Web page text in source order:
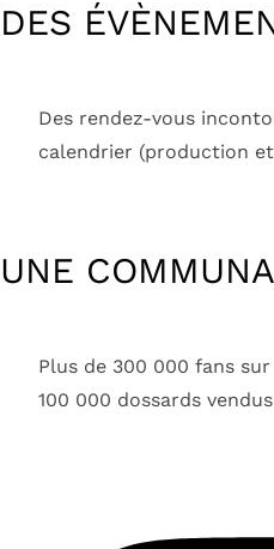
DES
Des rendez-vous
calendrier (production
UNE
Plus de 300 000 fans
100 000 dossards